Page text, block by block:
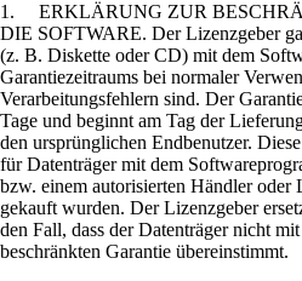
1. ERKLÄRUNG ZUR
DIE SOFTWARE. Der Lizenzgeber
(z. B. Diskette oder CD) mit dem
Garantiezeitraums bei normaler
Verarbeitungsfehlern sind. Der
Tage und beginnt am Tag der
den ursprünglichen Endbenutzer.
für Datenträger mit dem
bzw. einem autorisierten Händler oder
gekauft wurden. Der Lizenzgeber
den Fall, dass der Datenträger nicht
beschränkten Garantie übereinstimmt.